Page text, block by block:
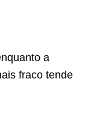
a
fraco tende